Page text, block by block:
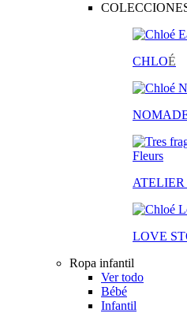
CHLOÉ
ATELIER
LOVE
Ropa infantil
Ver todo
Bébé
Infantil